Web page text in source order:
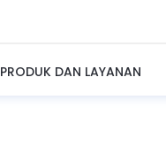
PRODUK DAN LAYANAN